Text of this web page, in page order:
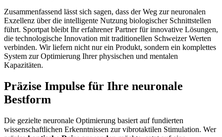
Zusammenfassend lässt sich sagen, dass der Weg zur neuronalen
Exzellenz über die intelligente Nutzung biologischer Schnittstellen
führt. Sportpat bleibt Ihr erfahrener Partner für innovative Lösungen,
die technologische Innovation mit traditionellen Schweizer Werten
verbinden. Wir liefern nicht nur ein Produkt, sondern ein komplettes
System zur Optimierung Ihrer physischen und mentalen
Kapazitäten.
Präzise Impulse für Ihre neuronale
Bestform
Die gezielte neuronale Optimierung basiert auf fundierten
wissenschaftlichen Erkenntnissen zur vibrotaktilen Stimulation. Wer